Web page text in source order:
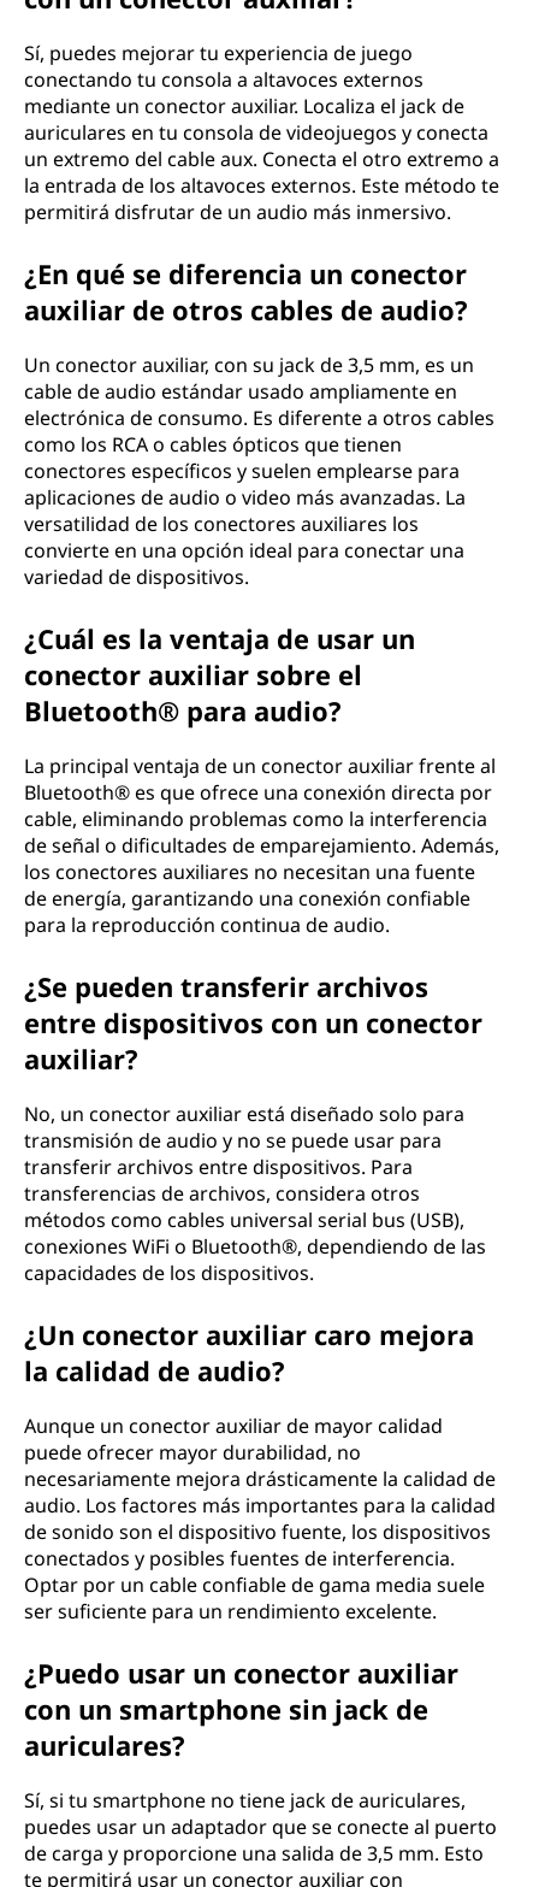
Sí, puedes mejorar tu experiencia de juego
conectando tu consola a altavoces externos
mediante un conector auxiliar. Localiza el jack de
auriculares en tu consola de videojuegos y conecta
un extremo del cable aux. Conecta el otro extremo a
la entrada de los altavoces externos. Este método te
permitirá disfrutar de un audio más inmersivo.
¿En qué se diferencia un conector
auxiliar de otros cables de audio?
Un conector auxiliar, con su jack de 3,5 mm, es un
cable de audio estándar usado ampliamente en
electrónica de consumo. Es diferente a otros cables
como los RCA o cables ópticos que tienen
conectores específicos y suelen emplearse para
aplicaciones de audio o video más avanzadas. La
versatilidad de los conectores auxiliares los
convierte en una opción ideal para conectar una
variedad de dispositivos.
¿Cuál es la ventaja de usar un
conector auxiliar sobre el
Bluetooth® para audio?
La principal ventaja de un conector auxiliar frente al
Bluetooth® es que ofrece una conexión directa por
cable, eliminando problemas como la interferencia
de señal o dificultades de emparejamiento. Además,
los conectores auxiliares no necesitan una fuente
de energía, garantizando una conexión confiable
para la reproducción continua de audio.
¿Se pueden transferir archivos
entre dispositivos con un conector
auxiliar?
No, un conector auxiliar está diseñado solo para
transmisión de audio y no se puede usar para
transferir archivos entre dispositivos. Para
transferencias de archivos, considera otros
métodos como cables universal serial bus (USB),
conexiones WiFi o Bluetooth®, dependiendo de las
capacidades de los dispositivos.
¿Un conector auxiliar caro mejora
la calidad de audio?
Aunque un conector auxiliar de mayor calidad
puede ofrecer mayor durabilidad, no
necesariamente mejora drásticamente la calidad de
audio. Los factores más importantes para la calidad
de sonido son el dispositivo fuente, los dispositivos
conectados y posibles fuentes de interferencia.
Optar por un cable confiable de gama media suele
ser suficiente para un rendimiento excelente.
¿Puedo usar un conector auxiliar
con un smartphone sin jack de
auriculares?
Sí, si tu smartphone no tiene jack de auriculares,
puedes usar un adaptador que se conecte al puerto
de carga y proporcione una salida de 3,5 mm. Esto
te permitirá usar un conector auxiliar con